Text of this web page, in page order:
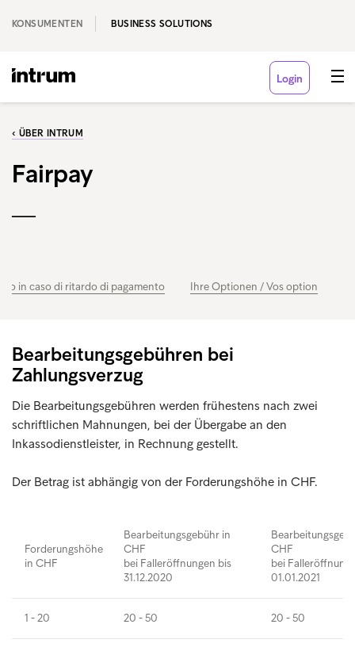
KONSUMENTEN BUSINESS SOLUTIONS
Login
‹ ÜBER INTRUM
Fairpay
in caso di ritardo di pagamento Ihre Optionen / Vos option
Bearbeitungsgebühren bei
Zahlungsverzug
Die Bearbeitungsgebühren werden frühestens nach zwei
schriftlichen Mahnungen, bei der Übergabe an den
Inkassodienstleister, in Rechnung gestellt.
Der Betrag ist abhängig von der Forderungshöhe in CHF.
Forderungshöhe
in CHF
Bearbeitungsgebühr in
CHF
bei Falleröffnungen bis
31.12.2020
CHF
bei
01.01.2021
1 - 20 20 - 50 20 - 50